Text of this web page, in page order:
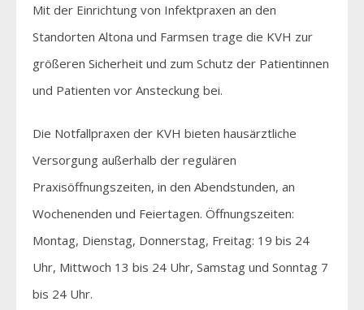
Mit der Einrichtung von Infektpraxen an den
Standorten Altona und Farmsen trage die KVH zur
größeren Sicherheit und zum Schutz der Patientinnen
und Patienten vor Ansteckung bei.
Die Notfallpraxen der KVH bieten hausärztliche
Versorgung außerhalb der regulären
Praxisöffnungszeiten, in den Abendstunden, an
Wochenenden und Feiertagen. Öffnungszeiten:
Montag, Dienstag, Donnerstag, Freitag: 19 bis 24
Uhr, Mittwoch 13 bis 24 Uhr, Samstag und Sonntag 7
bis 24 Uhr.